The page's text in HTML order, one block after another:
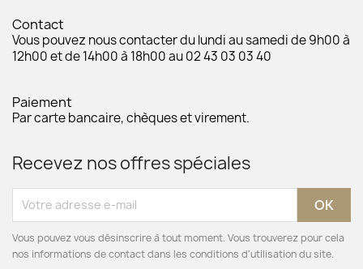
Contact
Vous pouvez nous contacter du lundi au samedi de 9h00 à
12h00 et de 14h00 à 18h00 au 02 43 03 03 40
Paiement
Par carte bancaire, chèques et virement.
Recevez nos offres spéciales
Vous pouvez vous désinscrire à tout moment. Vous trouverez pour cela
nos informations de contact dans les conditions d'utilisation du site.